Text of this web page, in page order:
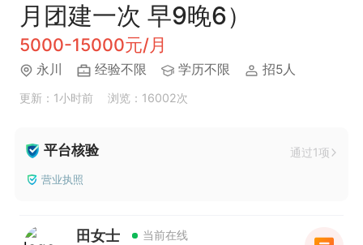
月团建一次 早9晚6）
5000-15000元/月
永川 经验不限 学历不限 招5人
更新：1小时前 浏览：16002次
平台核验 通过1项
营业执照
田女士 当前在线